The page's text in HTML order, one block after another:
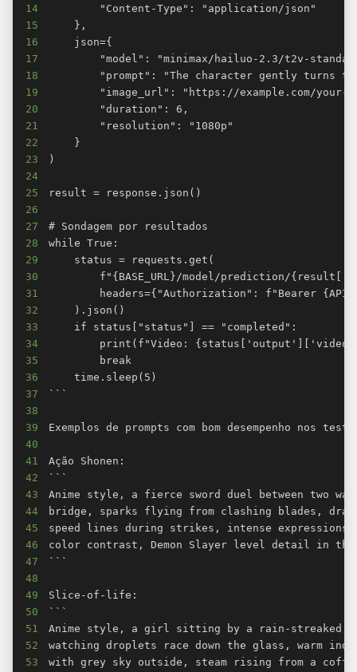
14
15
16
17
18
19
20
21
22
23
24
25
26
27
28
29
30
31
32
33
34
35
36
37
38
39
40
41
42
43
44
45
46
47
48
49
50
51
52
53